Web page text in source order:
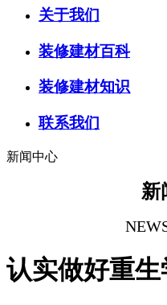
关于我们
装修建材百科
装修建材知识
联系我们
新闻中心
新
认实做好重